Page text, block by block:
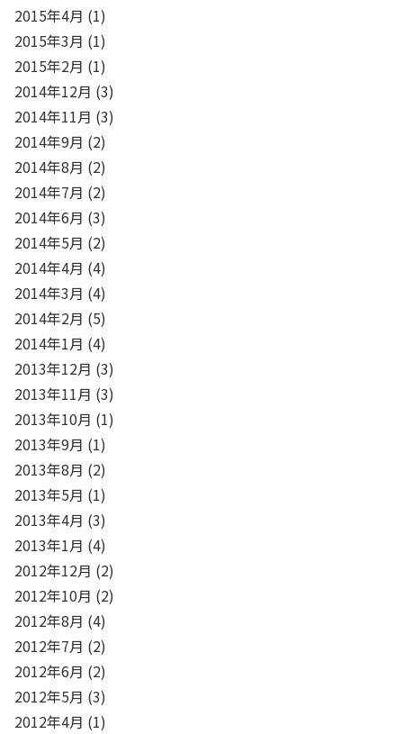
2015年4月 (1)
2015年3月 (1)
2015年2月 (1)
2014年12月 (3)
2014年11月 (3)
2014年9月 (2)
2014年8月 (2)
2014年7月 (2)
2014年6月 (3)
2014年5月 (2)
2014年4月 (4)
2014年3月 (4)
2014年2月 (5)
2014年1月 (4)
2013年12月 (3)
2013年11月 (3)
2013年10月 (1)
2013年9月 (1)
2013年8月 (2)
2013年5月 (1)
2013年4月 (3)
2013年1月 (4)
2012年12月 (2)
2012年10月 (2)
2012年8月 (4)
2012年7月 (2)
2012年6月 (2)
2012年5月 (3)
2012年4月 (1)